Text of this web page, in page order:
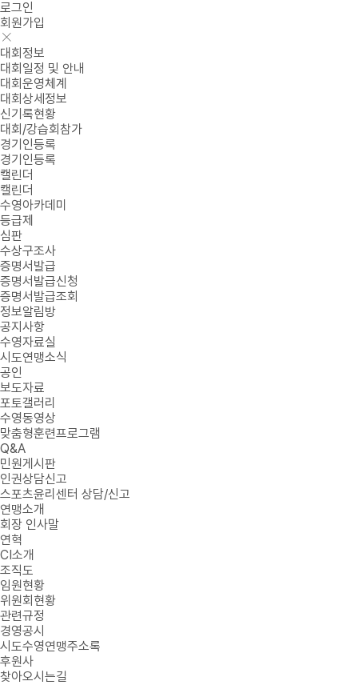
로그인
회원가입
대회정보
대회일정 및 안내
대회운영체계
대회상세정보
신기록현황
대회/강습회참가
경기인등록
경기인등록
캘린더
캘린더
수영아카데미
등급제
심판
수상구조사
증명서발급
증명서발급신청
증명서발급조회
정보알림방
공지사항
수영자료실
시도연맹소식
공인
보도자료
포토갤러리
수영동영상
맞춤형훈련프로그램
Q&A
민원게시판
인권상담신고
스포츠윤리센터 상담/신고
연맹소개
회장 인사말
연혁
CI소개
조직도
임원현황
위원회현황
관련규정
경영공시
시도수영연맹주소록
후원사
찾아오시는길